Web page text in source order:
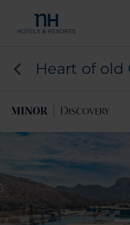
Heart of old